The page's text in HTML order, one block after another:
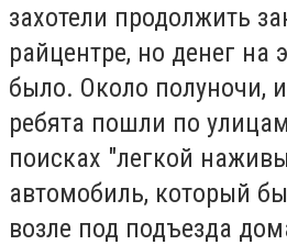
захотели продолжить
райцентре, но денег на
было. Около полуночи,
ребята пошли по
поисках "легкой
автомобиль, который
возле под подъезда